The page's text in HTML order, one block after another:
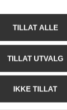
TILLAT ALLE
TILLAT UTVALG
IKKE TILLAT
AS